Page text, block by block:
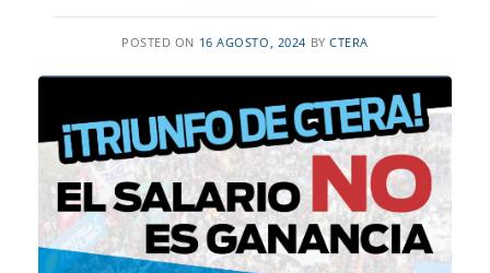
POSTED ON 16 AGOSTO, 2024 BYCTERA